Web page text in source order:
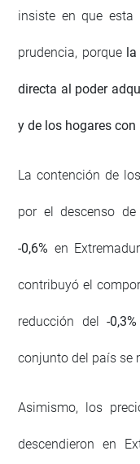
insiste en que esta
prudencia, porque la
directa al poder
y de los hogares
La contención de
por el descenso
-0,6% en
contribuyó el
reducción del -0,3%
conjunto del país se
Asimismo, los
descendieron en